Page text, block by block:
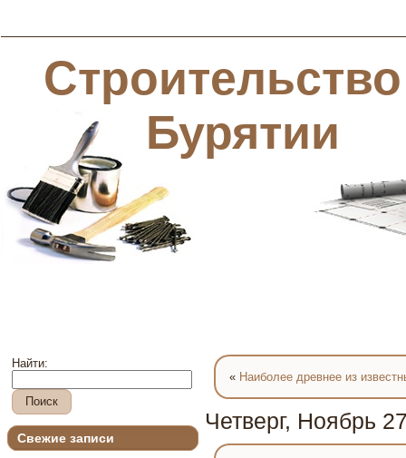
Бурятии
Найти:
Свежие записи
« Наиболее древнее из
Четверг, Ноябрь